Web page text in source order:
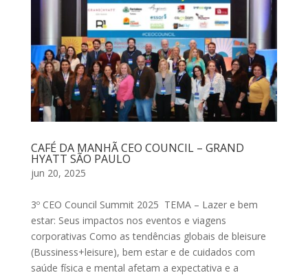
CAFÉ DA MANHÃ CEO COUNCIL – GRAND
HYATT SÃO PAULO
jun 20, 2025
3º CEO Council Summit 2025 TEMA – Lazer e bem
estar: Seus impactos nos eventos e viagens
corporativas Como as tendências globais de bleisure
(Bussiness+leisure), bem estar e de cuidados com
saúde física e mental afetam a expectativa e a